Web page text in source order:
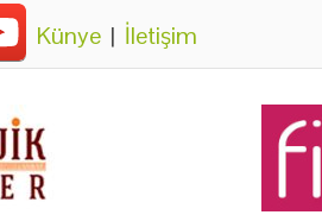
Künye | İletişim